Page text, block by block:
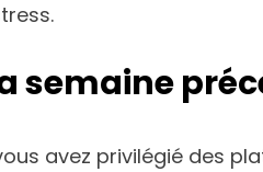
semaine
avez privilégié des